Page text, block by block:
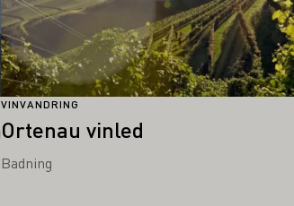
VINVANDRING
Ortenau vinled
Badning